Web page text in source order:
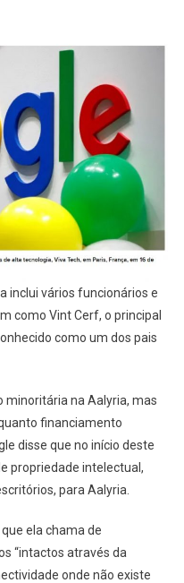
inclui vários funcionários e
como Vint Cerf, o principal
como um dos pais
minoritária na Aalyria, mas
financiamento
disse que no início deste
propriedade intelectual,
para Aalyria.
ela chama de
“intactos através da
onde não existe